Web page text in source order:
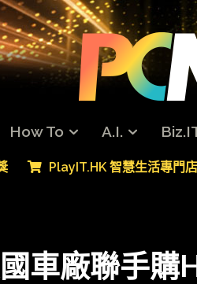
How To A.I.
PlayIT.HK 智慧生活專門店
車廠聯手購